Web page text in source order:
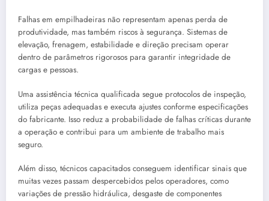
Falhas em empilhadeiras não representam apenas perda de
produtividade, mas também riscos à segurança. Sistemas de
elevação, frenagem, estabilidade e direção precisam operar
dentro de parâmetros rigorosos para garantir integridade de
cargas e pessoas.
Uma assistência técnica qualificada segue protocolos de inspeção,
utiliza peças adequadas e executa ajustes conforme especificações
do fabricante. Isso reduz a probabilidade de falhas críticas durante
a operação e contribui para um ambiente de trabalho mais
seguro.
Além disso, técnicos capacitados conseguem identificar sinais que
muitas vezes passam despercebidos pelos operadores, como
variações de pressão hidráulica, desgaste de componentes